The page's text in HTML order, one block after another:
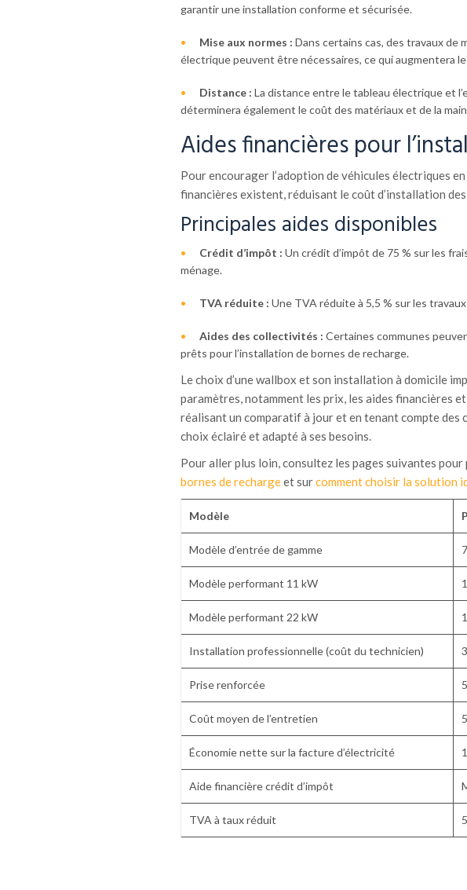
garantir une installation conforme et sécurisée.
Mise aux normes : Dans certains cas, des travaux de
électrique peuvent être nécessaires, ce qui augmentera
Distance : La distance entre le tableau électrique et
déterminera également le coût des matériaux et de la
Aides financières pour
Pour encourager l’adoption de véhicules électriques
financières existent, réduisant le coût d’installation
Principales aides disponibles
Crédit d’impôt : Un crédit d’impôt de 75 % sur les
ménage.
TVA réduite : Une TVA réduite à 5,5 % sur les
Aides des collectivités : Certaines communes
prêts pour l’installation de bornes de recharge.
Le choix d’une wallbox et son installation à domicile
paramètres, notamment les prix, les aides financières
réalisant un comparatif à jour et en tenant compte des
choix éclairé et adapté à ses besoins.
Pour aller plus loin, consultez les pages suivantes pour
bornes de rechargeet surcomment choisir la solution
Modèle
Modèle d’entrée de gamme
Modèle performant 11 kW
Modèle performant 22 kW
Installation professionnelle (coût du technicien)
Prise renforcée
Coût moyen de l’entretien
Économie nette sur la facture d’électricité
Aide financière crédit d’impôt
TVA à taux réduit